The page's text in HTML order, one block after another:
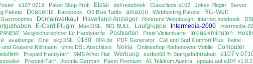
e107 0719 Paket Shop Profi Elstal dell notebook Classifieds e107 Jokes Plugin
Server
Pakete Doeberitz Facebook O2 Blue Tarife amazon Webhosting Pakete Riu-Welt
Domainverkauf Havelland-Anzeiger Referenz Webdesign internet notebook
DSL
E-Card Plugin MaxiDSL BIG BULL Laufgruppe Intermedia-2000
intermedia-
Vergleichsrechner für Handytarife Postkarten Preis Visitenkarte Inklusivminuten
avalounge One skyDSL 0180 004.de PDF Generator Call und Surf Comfort Plus
keine
Glaserei Köllmann ohne DSL Anschluss Nokia Onlineshop Rathenower Mobile Computer
Prepaid Handytarif SMS Allnet Flat Werbung surfen50 % Startgebührrabatt e107 v
Prepaid-Tarif Joomla German Paket Premium A1 Telekom Austria update auf e107 v1.0.2